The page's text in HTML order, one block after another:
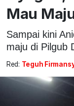
Mau
Sampai kini
maju di Pilgub
Red: Teguh